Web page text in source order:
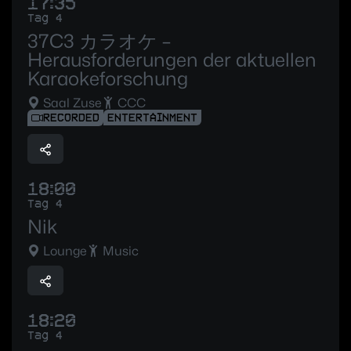
Tag 4
37C3 カラオケ –
Herausforderungen der aktuellen
Karaokeforschung
Saal Zuse CCC
RECORDED ENTERTAINMENT
18:00
Tag 4
Nik
Lounge Music
18:20
Tag 4